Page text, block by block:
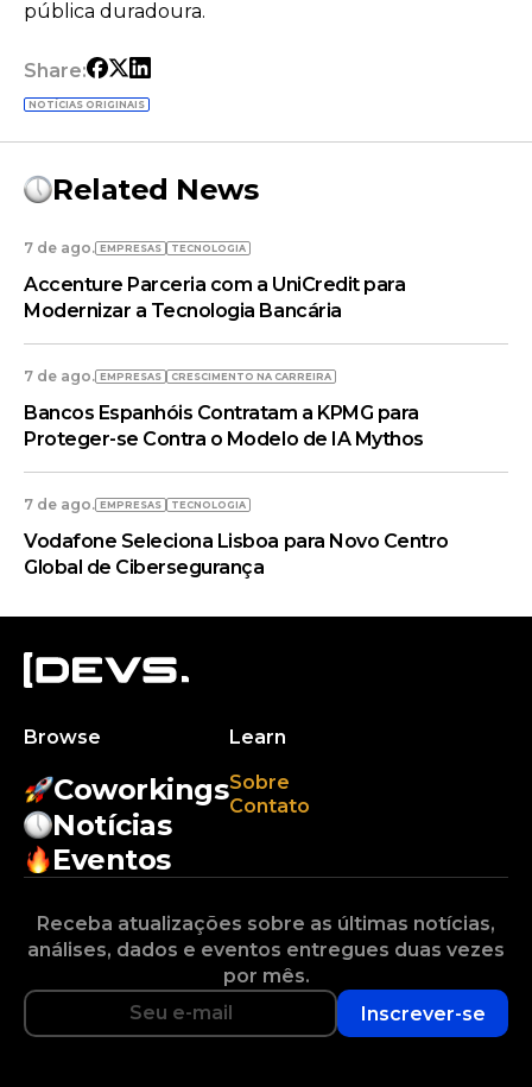
pública duradoura.
Share:
NOTÍCIAS ORIGINAIS
Related News
7 de ago. EMPRESAS TECNOLOGIA
Accenture Parceria com a UniCredit para
Modernizar a Tecnologia Bancária
7 de ago. EMPRESAS CRESCIMENTO NA CARREIRA
Bancos Espanhóis Contratam a KPMG para
Proteger-se Contra o Modelo de IA Mythos
7 de ago. EMPRESAS TECNOLOGIA
Vodafone Seleciona Lisboa para Novo Centro
Global de Cibersegurança
Browse
Coworkings
Notícias
Eventos
Learn
Sobre
Contato
Receba atualizações sobre as últimas notícias,
análises, dados e eventos entregues duas vezes
por mês.
Inscrever-se